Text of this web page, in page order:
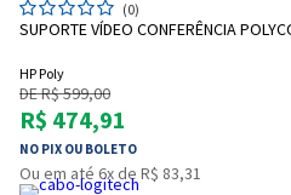
(0)
SUPORTE VÍDEO CONFERÊNCIA
HP Poly
DE R$ 599,00
R$ 474,91
NO PIX OU BOLETO
Ou em até 6x de R$ 83,31